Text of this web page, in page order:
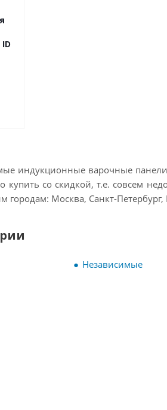
индукционные варочные
со скидкой, т.е. совсем
городам: Москва, Санкт-
Независимые